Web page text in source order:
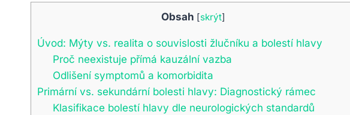
Obsah [skrýt]
Úvod: Mýty vs. realita o souvislosti žlučníku a bolestí hlavy
Proč neexistuje přímá kauzální vazba
Odlišení symptomů a komorbidita
Primární vs. sekundární bolesti hlavy: Diagnostický rámec
Klasifikace bolestí hlavy dle neurologických standardů